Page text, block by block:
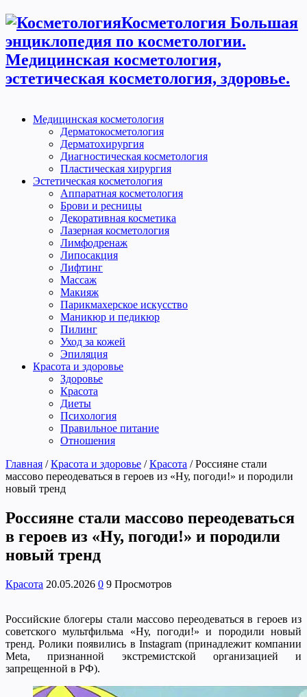
Косметология Большая
энциклопедия по косметологии.
Медицинская косметология,
эстетическая косметология, здоровье.
Медицинская косметология
Дерматокосметология
Дерматохирургия
Диагностическая косметология
Пластическая хирургия
Эстетическая косметология
Аппаратная косметология
Брови и ресницы
Декоративная косметика
Лазерная косметология
Лимфодренаж
Липосакция
Лифтинг
Массаж
Макияж
Парикмахерское искусство
Маникюр и педикюр
Пилинг
Уход за кожей
Эпиляция
Красота и здоровье
Здоровье
Красота
Диеты
Психология
Правильное питание
Отношения
Главная / Красота и здоровье / Красота / Россияне стали
массово переодеваться в героев из «Ну, погоди!» и породили
новый тренд
Россияне стали массово переодеваться
в героев из «Ну, погоди!» и породили
новый тренд
Красота 20.05.2026 0 9 Просмотров
Российские блогеры стали массово переодеваться в героев из
советского мультфильма «Ну, погоди!» и породили новый
тренд. Ролики появились в Instagram (принадлежит компании
Meta, признанной экстремистской организацией и
запрещенной в РФ).